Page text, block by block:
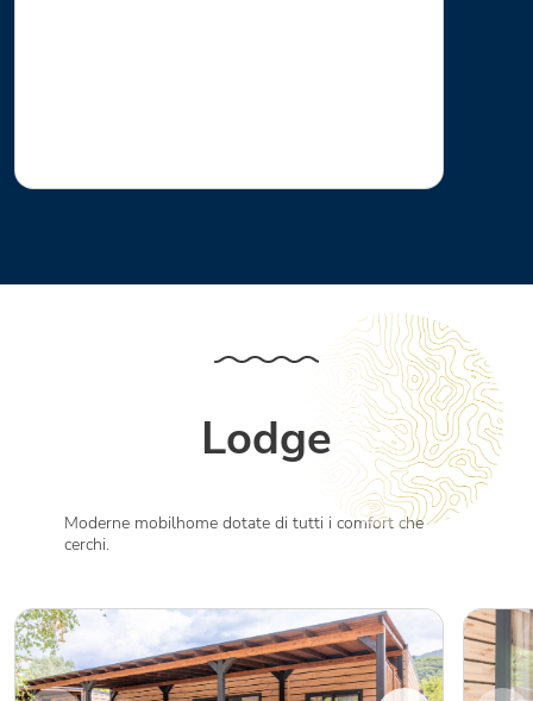
Lodge
Moderne mobilhome dotate di tutti i comfort che
cerchi.